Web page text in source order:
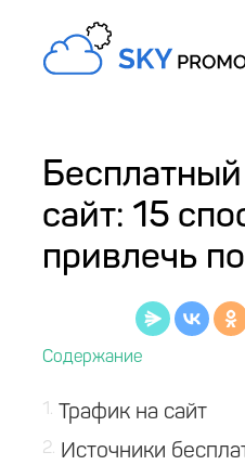
сайт: 15
привлечь
1 Трафик на сайт
2 Источники